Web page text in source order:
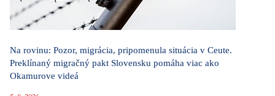
Na rovinu: Pozor, migrácia, pripomenula situácia v Ceute.
Preklínaný migračný pakt Slovensku pomáha viac ako
Okamurove videá